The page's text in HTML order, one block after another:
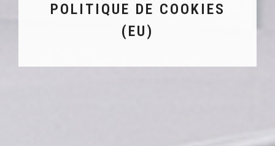
POLITIQUE DE COOKIES
(EU)